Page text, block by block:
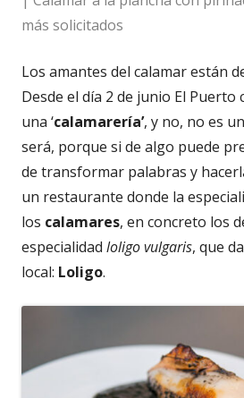
más solicitados
Los amantes del calamar están
Desde el día 2 de junio El Puerto
una ‘calamarería’, y no, no es
será, porque si de algo puede
de transformar palabras y
un restaurante donde la
los calamares, en concreto los
especialidad loligo vulgaris, que
local: Loligo.